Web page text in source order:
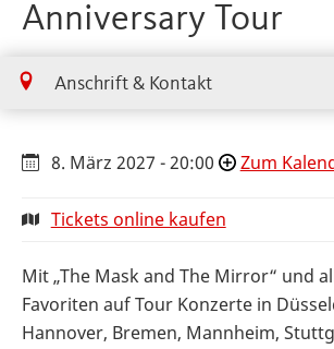
Anniversary Tour
Anschrift & Kontakt
8. März 2027 - 20:00 Zum
Tickets online kaufen
Mit „The Mask and The Mirror“ und
Favoriten auf Tour Konzerte in
Hannover, Bremen, Mannheim,